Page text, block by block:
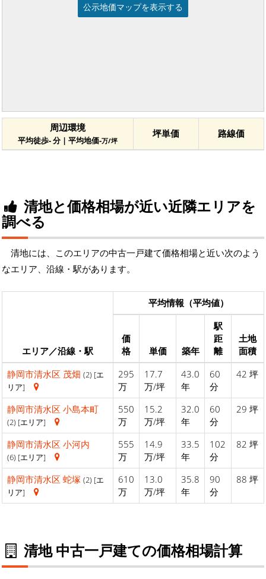
公示地価マップを表示する
周辺環境
平均徒歩- 分 | 平均地価-万/坪
坪単価 路線価
清地と価格相場が近い近隣エリアを
調べる
清地には、このエリアの中古一戸建て価格相場と近い次のよう
なエリア、沿線・駅があります。
エリア／沿線・駅
平均情報（平均値）
価
格
単価 築年
駅
距
離
土地
面積
静岡市清水区 茂畑 (2) [エ
リア]
295
万
17.7
万/坪
43.0
年
60
分
42 坪
静岡市清水区 小島本町
(2) [エリア]
550
万
15.2
万/坪
32.0
年
60
分
29 坪
静岡市清水区 小河内
(6) [エリア]
555
万
14.9
万/坪
33.5
年
102
分
82 坪
静岡市清水区 蛇塚 (2) [エ
リア]
610
万
13.0
万/坪
35.8
年
90
分
88 坪
清地 中古一戸建ての価格相場計算